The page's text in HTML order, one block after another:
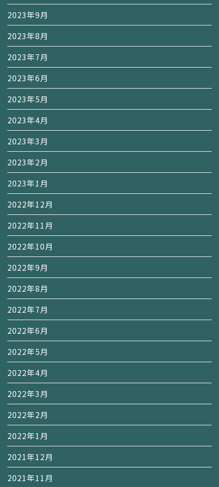
2023年9月
2023年8月
2023年7月
2023年6月
2023年5月
2023年4月
2023年3月
2023年2月
2023年1月
2022年12月
2022年11月
2022年10月
2022年9月
2022年8月
2022年7月
2022年6月
2022年5月
2022年4月
2022年3月
2022年2月
2022年1月
2021年12月
2021年11月